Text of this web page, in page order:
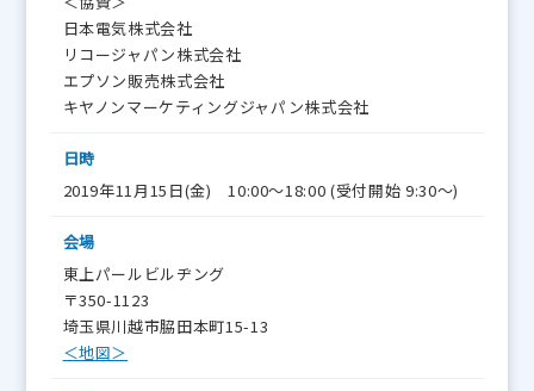
日本電気株式会社
リコージャパン株式会社
エプソン販売株式会社
キヤノンマーケティングジャパン株式会社
日時
2019年11月15日(金) 10:00～18:00 (受付開始 9:30～)
会場
東上パールビルヂング
〒350-1123
埼玉県川越市脇田本町15-13
＜地図＞